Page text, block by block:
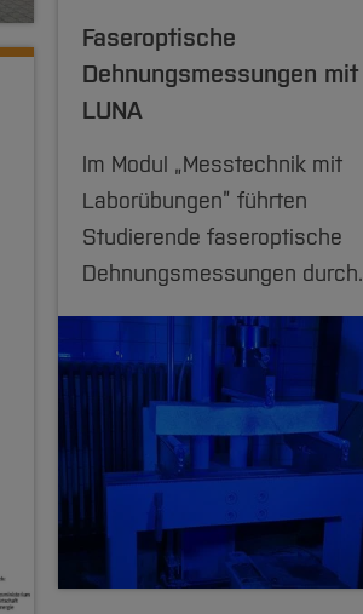
Faseroptische
Dehnungsmessungen mit
LUNA
Im Modul „Messtechnik mit
Laborübungen” führten
Studierende faseroptische
Dehnungsmessungen durch.